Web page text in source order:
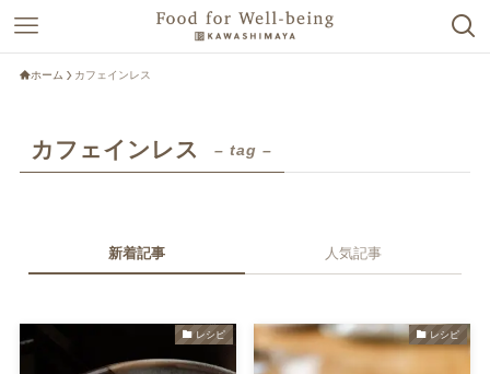
ホーム カフェインレス
カフェインレス – tag –
新着記事 人気記事
レシピ レシピ